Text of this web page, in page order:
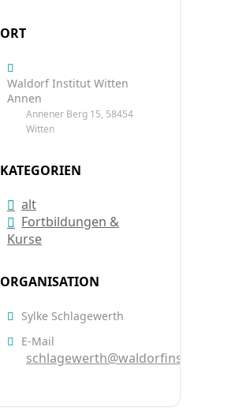
ORT
Waldorf Institut Witten
Annen
Annener Berg 15, 58454
Witten
KATEGORIEN
alt
Fortbildungen &
Kurse
ORGANISATION
Sylke Schlagewerth
E-Mail
schlagewerth@waldorfinstitut.de